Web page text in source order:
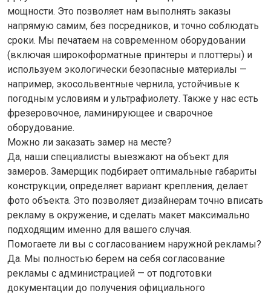
мощности. Это позволяет нам выполнять заказы
напрямую самим, без посредников, и точно соблюдать
сроки. Мы печатаем на современном оборудовании
(включая широкоформатные принтеры и плоттеры) и
используем экологически безопасные материалы —
например, экосольвентные чернила, устойчивые к
погодным условиям и ультрафиолету. Также у нас есть
фрезеровочное, ламинирующее и сварочное
оборудование.
Можно ли заказать замер на месте?
Да, наши специалисты выезжают на объект для
замеров. Замерщик подбирает оптимальные габариты
конструкции, определяет вариант крепления, делает
фото объекта. Это позволяет дизайнерам точно вписать
рекламу в окружение, и сделать макет максимально
подходящим именно для вашего случая.
Помогаете ли вы с согласованием наружной рекламы?
Да. Мы полностью берем на себя согласование
рекламы с администрацией — от подготовки
документации до получения официального